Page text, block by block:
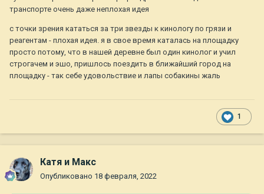
транспорте очень даже неплохая идея
с точки зрения кататься за три звезды к кинологу по грязи и
реагентам - плохая идея. я в свое время каталась на площадку
просто потому, что в нашей деревне был один кинолог и учил
строгачем и эшо, пришлось поездить в ближайший город на
площадку - так себе удовольствие и лапы собакины жаль
1
Катя и Макс
Опубликовано 18 февраля, 2022